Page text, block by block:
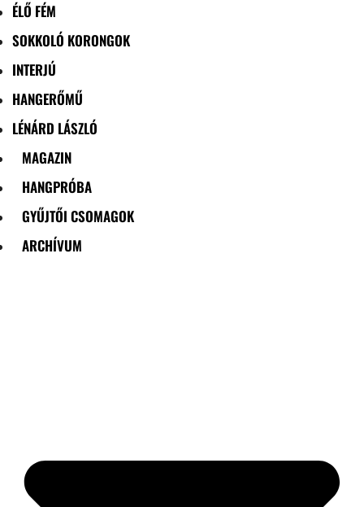
ÉLŐ FÉM
SOKKOLÓ KORONGOK
INTERJÚ
HANGERŐMŰ
LÉNÁRD LÁSZLÓ
MAGAZIN
HANGPRÓBA
GYŰJTŐI CSOMAGOK
ARCHÍVUM